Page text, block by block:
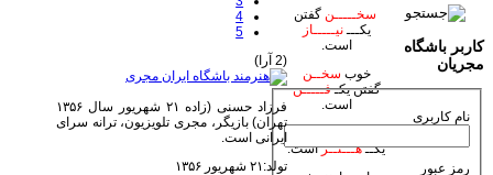
4
5
(2 آرا)
فرزاد حسنی (زاده ۲۱ شهریور سال ۱۳۵۶
تهران) بازیگر، مجری تلویزیون، ترانه سرای
ایرانی است.
تولد:۲۱ شهریور ۱۳۵۶
سخـــــن گفتن
یکـــنیـــــاز
است.
خوب سخــن
گفتن یکـفـــــن
است.
یکــهـــنــراست.
کاربر باشگاه
مجریان
نام کاربری
رمز عبور